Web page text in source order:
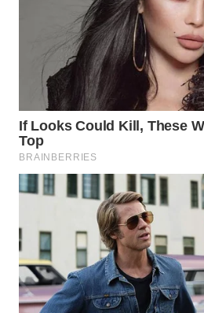
INFRASTRUKTUR
WAHANA
KONSUMEN
WAHANA
LISTRIK
TRAVEL
TV
WAHANANEWS
ID